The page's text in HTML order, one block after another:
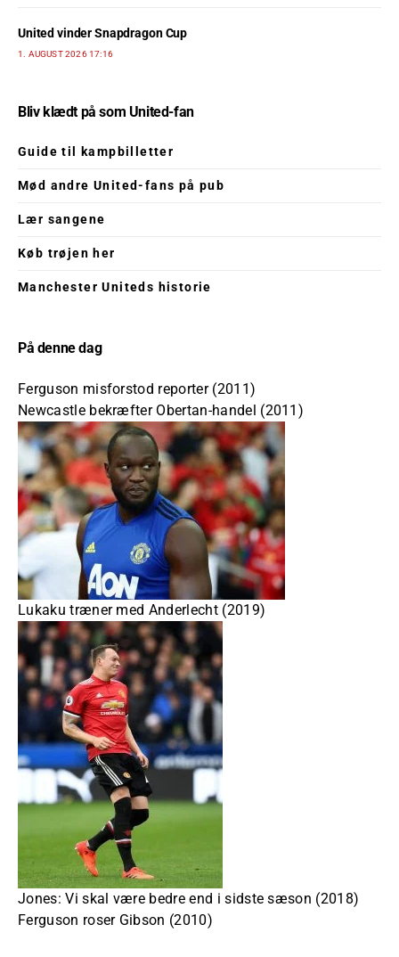
United vinder Snapdragon Cup
1. AUGUST 2026 17:16
Bliv klædt på som United-fan
Guide til kampbilletter
Mød andre United-fans på pub
Lær sangene
Køb trøjen her
Manchester Uniteds historie
På denne dag
Ferguson misforstod reporter (2011)
Newcastle bekræfter Obertan-handel (2011)
Lukaku træner med Anderlecht (2019)
Jones: Vi skal være bedre end i sidste sæson (2018)
Ferguson roser Gibson (2010)